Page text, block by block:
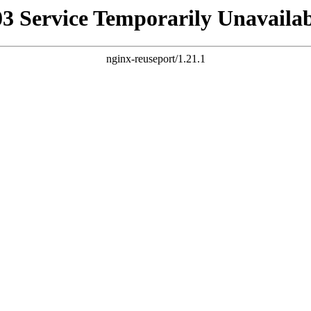
Service Temporarily
nginx-reuseport/1.21.1